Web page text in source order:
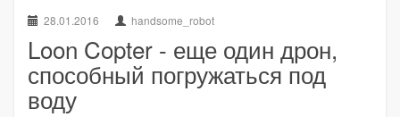
28.01.2016 handsome_robot
Loon Copter - еще один дрон,
способный погружаться под
воду